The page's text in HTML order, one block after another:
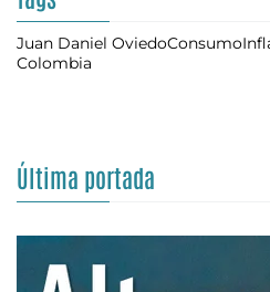
Juan Daniel OviedoConsumo
Colombia
Última portada